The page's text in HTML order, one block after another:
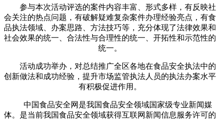
参与本次活动评选的案件内容丰富、形式多样，有反映社
会关注的热点问题，有破解疑难复杂案件办理经验亮点，有食
品执法领域、办案思路、方法技巧等，充分体现了法律效果和
社会效果的统一、合法性与合理性的统一、开拓性和示范性的
统一。
活动成功举办，对总结推广全区各地在食品安全执法中的
创新做法和成功经验，提升市场监管执法人员的执法办案水平
有积极促进作用。
中国食品安全网是我国食品安全领域国家级专业新闻媒
体。是当前我国食品安全领域获得互联网新闻信息服务许可的